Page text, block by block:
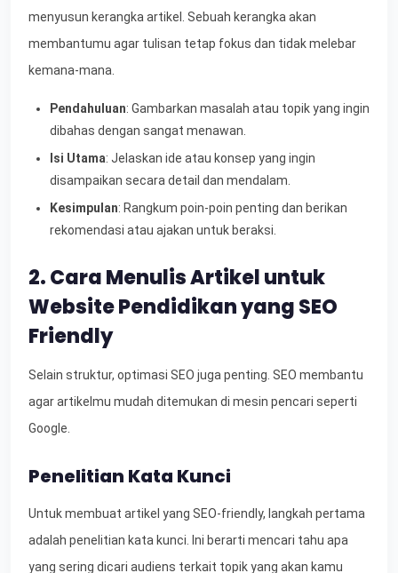
menyusun kerangka artikel. Sebuah kerangka akan
membantumu agar tulisan tetap fokus dan tidak melebar
kemana-mana.
Pendahuluan: Gambarkan masalah atau topik yang ingin
dibahas dengan sangat menawan.
Isi Utama: Jelaskan ide atau konsep yang ingin
disampaikan secara detail dan mendalam.
Kesimpulan: Rangkum poin-poin penting dan berikan
rekomendasi atau ajakan untuk beraksi.
2. Cara Menulis Artikel untuk
Website Pendidikan yang SEO
Friendly
Selain struktur, optimasi SEO juga penting. SEO membantu
agar artikelmu mudah ditemukan di mesin pencari seperti
Google.
Penelitian Kata Kunci
Untuk membuat artikel yang SEO-friendly, langkah pertama
adalah penelitian kata kunci. Ini berarti mencari tahu apa
yang sering dicari audiens terkait topik yang akan kamu